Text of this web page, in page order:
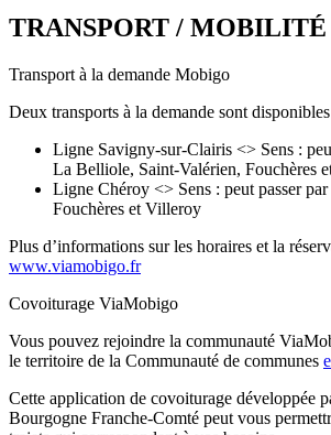
TRANSPORT / MOBILITÉ
Transport à la demande Mobigo
Deux transports à la demande sont
Ligne Savigny-sur-Clairis <> Sens :
La Belliole, Saint-Valérien, Fouchères
Ligne Chéroy <> Sens : peut passer
Fouchères et Villeroy
Plus d’informations sur les horaires et la
www.viamobigo.fr
Covoiturage ViaMobigo
Vous pouvez rejoindre la communauté
le territoire de la Communauté de communes
Cette application de covoiturage développée
Bourgogne Franche-Comté peut vous